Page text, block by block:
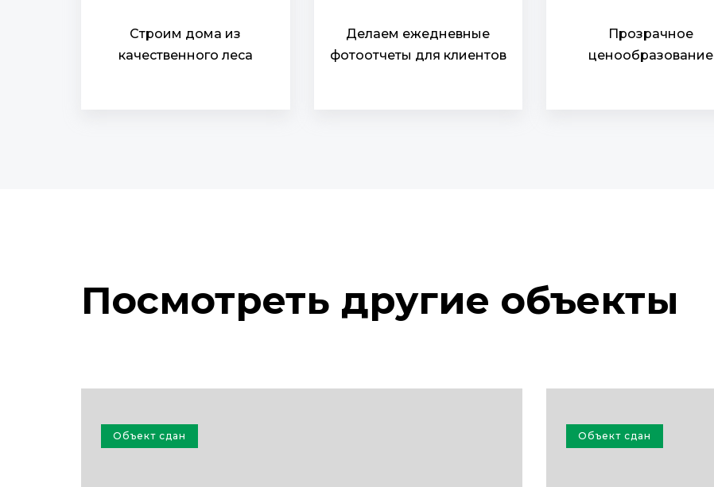
Строим дома из
качественного леса
Делаем ежедневные
фотоотчеты для клиентов
Прозрачное
ценообразование
Посмотреть другие объекты
Объект сдан Объект сдан